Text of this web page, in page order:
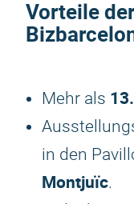
Vorteile
Mehr als
in den
Montjuïc.